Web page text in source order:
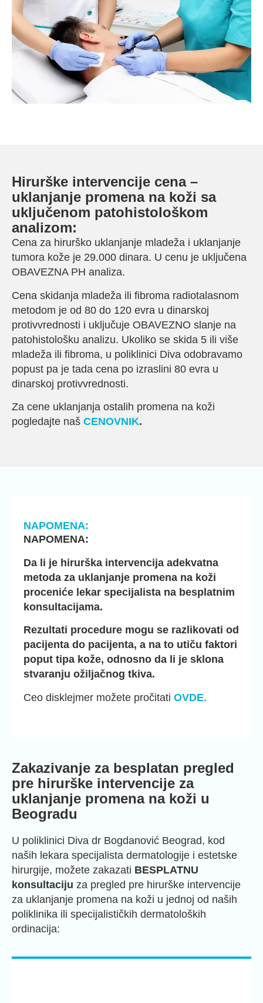
Hirurške intervencije cena –
uklanjanje promena na koži sa
uključenom patohistološkom
analizom:
Cena za hirurško uklanjanje mladeža i uklanjanje
tumora kože je 29.000 dinara. U cenu je uključena
OBAVEZNA PH analiza.
Cena skidanja mladeža ili fibroma radiotalasnom
metodom je od 80 do 120 evra u dinarskoj
protivvrednosti i uključuje OBAVEZNO slanje na
patohistološku analizu. Ukoliko se skida 5 ili više
mladeža ili fibroma, u poliklinici Diva odobravamo
popust pa je tada cena po izraslini 80 evra u
dinarskoj protivvrednosti.
Za cene uklanjanja ostalih promena na koži
pogledajte naš CENOVNIK.
NAPOMENA:
NAPOMENA:
Da li je hirurška intervencija adekvatna
metoda za uklanjanje promena na koži
proceniće lekar specijalista na besplatnim
konsultacijama.
Rezultati procedure mogu se razlikovati od
pacijenta do pacijenta, a na to utiču faktori
poput tipa kože, odnosno da li je sklona
stvaranju ožiljačnog tkiva.
Ceo disklejmer možete pročitati OVDE.
Zakazivanje za besplatan pregled
pre hirurške intervencije za
uklanjanje promena na koži u
Beogradu
U poliklinici Diva dr Bogdanović Beograd, kod
naših lekara specijalista dermatologije i estetske
hirurgije, možete zakazati BESPLATNU
konsultaciju za pregled pre hirurške intervencije
za uklanjanje promena na koži u jednoj od naših
poliklinika ili specijalističkih dermatoloških
ordinacija: